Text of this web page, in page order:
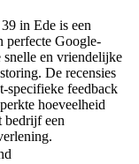
in Ede is een
perfecte Google-
en vriendelijke
De recensies
specifieke feedback
hoeveelheid
bedrijf een